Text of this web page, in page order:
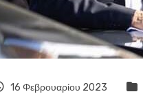
16 Φεβρουαρίου 2023